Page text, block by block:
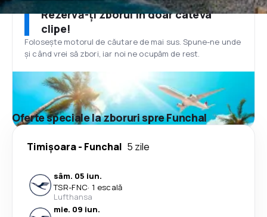
Rezervă-ți zborul în doar câteva
clipe!
Folosește motorul de căutare de mai sus. Spune-ne unde
și când vrei să zbori, iar noi ne ocupăm de rest.
Oferte speciale la zboruri spre Funchal
Timișoara- Funchal 5 zile
sâm. 05 iun.
TSR-FNC· 1 escală
Lufthansa
mie. 09 iun.